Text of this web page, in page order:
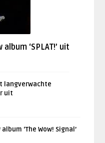
‘SPLAT!’ uit
langverwachte
uit
‘The Wow! Signal’